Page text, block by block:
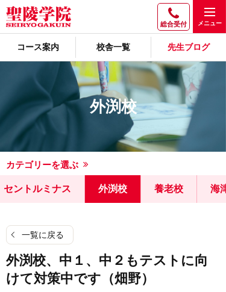
総合受付
コース案内 校舎一覧 先生ブログ
外渕校
カテゴリーを選ぶ
セントルミナス 外渕校 養老校 海
一覧に戻る
外渕校、中１、中２もテストに向
けて対策中です（畑野）